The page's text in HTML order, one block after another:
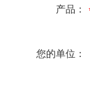
产品：
您的单位：